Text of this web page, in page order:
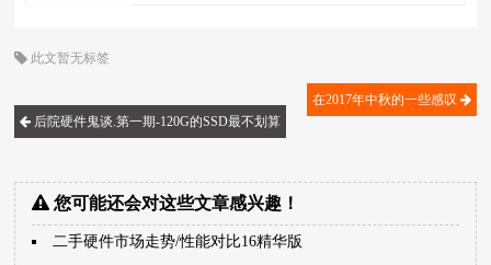
此文暂无标签
后院硬件鬼谈.第一期-120G的SSD最不划算
在2017年中秋的一些感叹
您可能还会对这些文章感兴趣！
二手硬件市场走势/性能对比16精华版